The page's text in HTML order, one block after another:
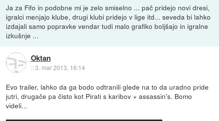
Ja za Fifo in podobne mi je zelo smiselno ... pač pridejo novi dresi,
igralci menjajo klube, drugi klubi pridejo v lige itd... seveda bi lahko
izdajali samo popravke vendar tudi malo grafiko boljšajo in igralne
izkušnje ...
Oktan
::3. mar 2013, 16:14
Evo trailer, lahko da ga bodo odtranili glede na to da uradno pride
jutri, drugače pa čisto kot Pirati s karibov + assassin's. Bomo
videli...